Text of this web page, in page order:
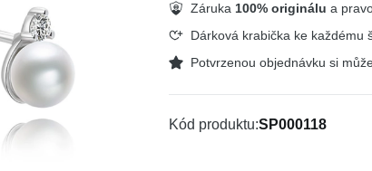
Záruka 100% originálu a
Dárková krabička ke každému
Potvrzenou objednávku si
Kód produktu SP000118